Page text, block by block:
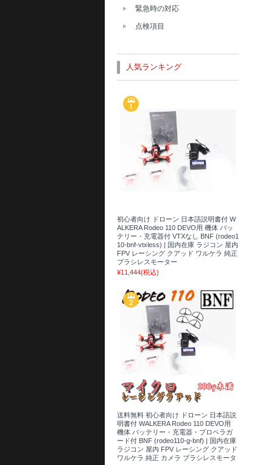
緊急時の対応
点検項目
人気ランキング
初心者向け ドローン 日本語説明書付 W
ALKERA Rodeo 110 DEVO用 機体 バッ
テリー・充電器付 VTXなし BNF (rodeo1
10-bnf-vtxless) | 国内在庫 ラジコン 屋内
FPV レーシング クアッド ワルケラ 純正
ブラシレスモーター
¥11,444(税込)
送料無料 初心者向け ドローン 日本語説
明書付 WALKERA Rodeo 110 DEVO用
機体 バッテリー・充電器・プロペラガ
ード付 BNF (rodeo110-g-bnf) | 国内在庫
ラジコン 屋内 FPV レーシング クアッド
ワルケラ 純正 カメラ ブラシレスモータ